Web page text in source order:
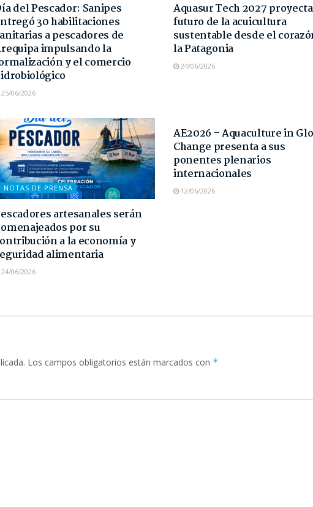
del Pescador: Sanipes
30 habilitaciones
a pescadores de
impulsando la
y el comercio
25/06/2026
Aquasur Tech 2027
futuro de la acuicultura
sustentable desde el
la Patagonia
24/06/2026
NOTAS DE PRENSA
artesanales serán
por su
a la economía y
alimentaria
24/06/2026
AE2026 – Aquaculture in
Change presenta a sus
ponentes plenarios
internacionales
12/06/2026
Los campos obligatorios están marcados con *